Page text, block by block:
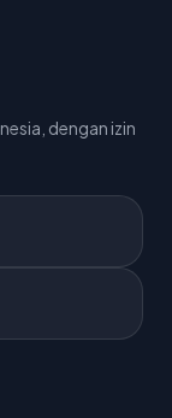
dengan izin